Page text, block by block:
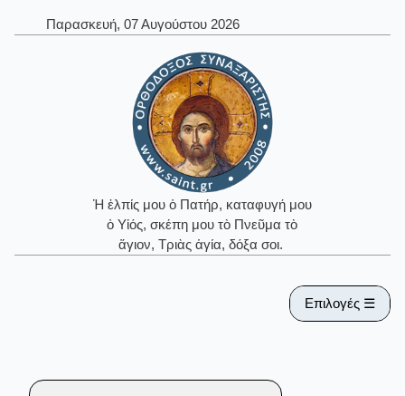
Παρασκευή, 07 Αυγούστου 2026
Ἡ ἐλπίς μου ὁ Πατήρ, καταφυγή μου
ὁ Υἱός, σκέπη μου τὸ Πνεῦμα τὸ
ἅγιον, Τριὰς ἁγία, δόξα σοι.
Επιλογές ☰